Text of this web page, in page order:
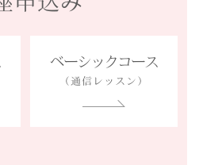
ベーシックコース
（通信レッスン）